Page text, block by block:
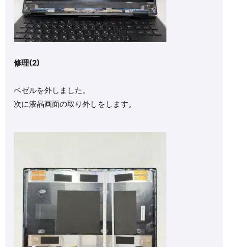
修理(2)
ベゼルを外しました。
次に液晶画面の取り外しをします。